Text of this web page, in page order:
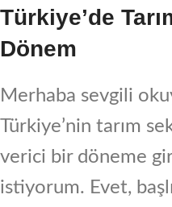
Türkiye’de
Dönem
Merhaba sevgili
Türkiye’nin tarım
verici bir döneme
istiyorum. Evet,